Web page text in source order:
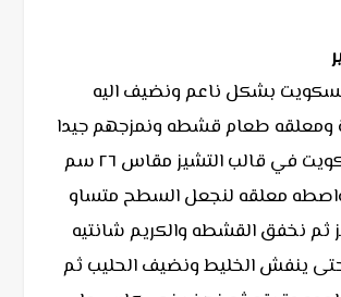
بشكل ناعم ونضيف اليه
ومعلقه طعام قشطه ونمزجهم جيدا
ثم نضع البسكويت في قالب التشيز مقاس ٢٦ سم
معلقه لنجعل السطح متساو
ثم نخفق القشطه والكريم شانتيه
ينفش الخليط ونضيف الحليب ثم